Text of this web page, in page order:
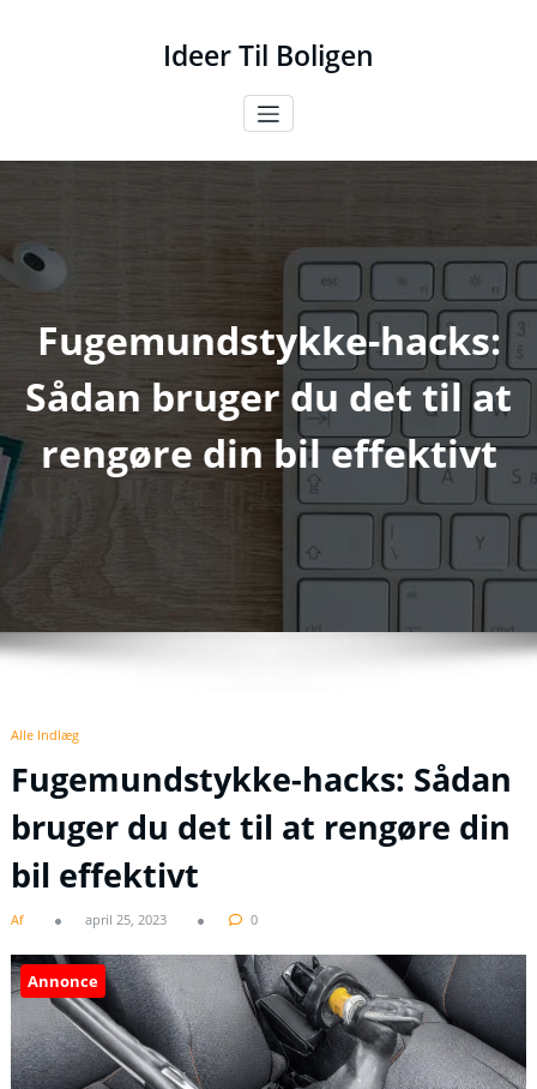
Ideer Til Boligen
Fugemundstykke-hacks:
Sådan bruger du det til at
rengøre din bil effektivt
Alle Indlæg
Fugemundstykke-hacks: Sådan
bruger du det til at rengøre din
bil effektivt
Af april 25, 2023 0
Annonce